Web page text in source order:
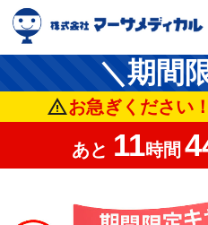
＼期間
warningお急ぎください
あと 11時間